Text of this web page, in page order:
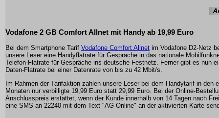
Vodafone 2 GB Comfort Allnet mit Handy ab 19,99 Euro
Bei dem Smartphone Tarif Vodafone Comfort Allnet im Vodafone D2-Netz
unsere Leser eine Handyflatrate für Gespräche in das nationale
Telefon-Flatrate für Gespräche ins deutsche Festnetz. Ferner gibt es nun
Daten-Flatrate bei einer Datenrate von bis zu 42 Mbit/s.
Im Rahmen der Tarifaktion zahlen unsere Leser bei dem Handytarif in den
Monaten nur verbilligte 19,99 Euro statt 29,99 Euro. Bei der Online-
Anschlusspreis erstattet, wenn der Kunde innerhalb von 14 Tagen nach
eine SMS an 22240 mit dem Text "AG Online" an der aktivierten Karte